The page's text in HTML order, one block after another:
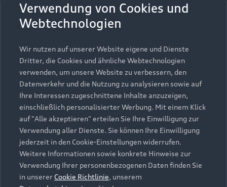
Verwendung von Cookies und
Webtechnologien
Wir nutzen auf unserer Website eigene und Dienste
Dritter, die Cookies und ähnliche Webtechnologien
verwenden, um unsere Website zu verbessern, den
Datenverkehr und die Nutzung zu analysieren sowie auf
Ihre Interessen zugeschnittene Inhalte anzuzeigen,
einschließlich personalisierter Werbung. Mit einem Klick
auf "Alle akzeptieren" erteilen Sie Ihre Einwilligung zur
Verwendung aller Dienste. Sie können Ihre Einwilligung
jederzeit in den Cookie-Einstellungen widerrufen.
Weitere Informationen sowie konkrete Hinweise zur
Verwendung Ihrer personenbezogenen Daten finden Sie
in unserer Cookie Richtlinie, unserem
Alle Modelle
Elektromodelle
Plug-in-Hybride
Kaufen & leasen
Neuwagensuche
Gebrauchtwagensuche
Gebrauchtwagen
Finanzierung
Aktionen & Angebote
Geschäftskunden
Saisonale Angebote
Audi Services
Garantie
Audi digital services
myAudi
Support
Kundenservice
Händlersuche
Audi Code
Häufige Fragen (FAQ)
Audi Online Beratung
Über Audi
Unternehmen
Karriere
Investor Relations
© 2026 AUDI AG. Alle Rechte vorbehalten